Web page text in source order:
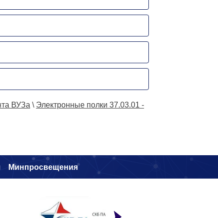
ВУЗа \ Электронные полки 37.03.01 -
Минпросвещения